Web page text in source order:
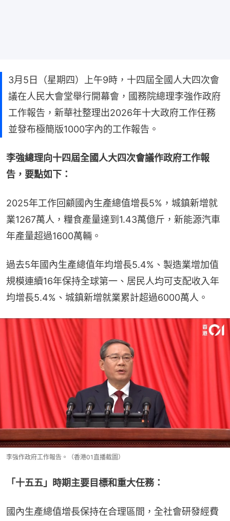
3月5日（星期四）上午9時，十四屆全國人大四次會
議在人民大會堂舉行開幕會，國務院總理李強作政府
工作報告，新華社整理出2026年十大政府工作任務
並發布極簡版1000字內的工作報告。
李強總理向十四屆全國人大四次會議作政府工作報
告，要點如下：
2025年工作回顧國內生產總值增長5%，城鎮新增就
業1267萬人，糧食產量達到1.43萬億斤，新能源汽車
年產量超過1600萬輛。
過去5年國內生產總值年均增長5.4%、製造業增加值
規模連續16年保持全球第一、居民人均可支配收入年
均增長5.4%、城鎮新增就業累計超過6000萬人。
李強作政府工作報告。（香港01直播截圖）
「十五五」時期主要目標和重大任務：
國內生產總值增長保持在合理區間，全社會研發經費